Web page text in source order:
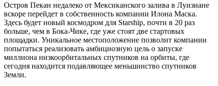
Остров Пекан недалеко от Мексиканского залива в Луизиане
вскоре перейдет в собственность компании Илона Маска.
Здесь будет новый космодром для Starship, почти в 20 раз
больше, чем в Бока-Чике, где уже стоят две стартовых
площадки. Уникальное местоположение позволит компании
попытаться реализовать амбициозную цель о запуске
миллиона низкоорбитальных спутников на орбиты, где
сегодня находится подавляющее меньшинство спутников
Земли.